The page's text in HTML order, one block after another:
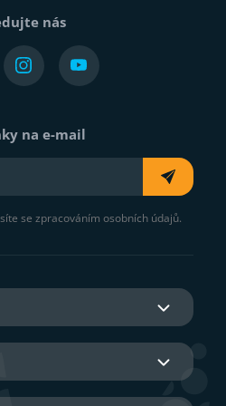
nás
na e-mail
se zpracováním osobních údajů.